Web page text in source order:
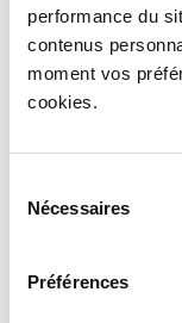
performance du
contenus
moment vos
cookies.
Nécessaires
Préférences